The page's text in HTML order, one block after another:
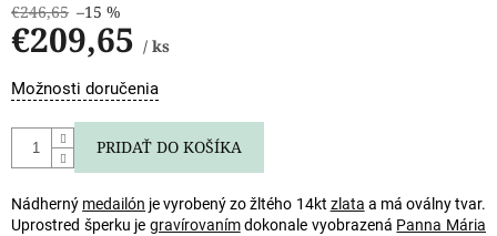
€246,65 –15 %
€209,65 / ks
Jednotková
cena:
Možnosti doručenia
PRIDAŤ DO KOŠÍKA
Nádherný medailón je vyrobený zo žltého 14kt zlata a má oválny tvar.
Uprostred šperku je gravírovanímdokonale vyobrazená Panna Mária